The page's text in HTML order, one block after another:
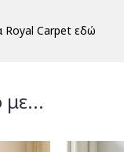
Royal Carpet εδώ
με...